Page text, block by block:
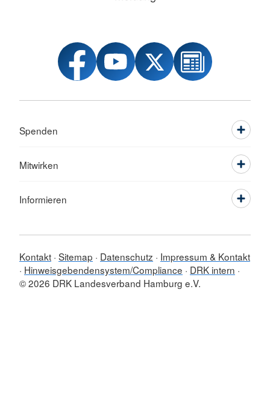
Spenden
Mitwirken
Informieren
Kontakt Sitemap Datenschutz
Impressum & Kontakt
Hinweisgebendensystem/Compliance
DRK intern
© 2026 DRK Landesverband Hamburg e.V.